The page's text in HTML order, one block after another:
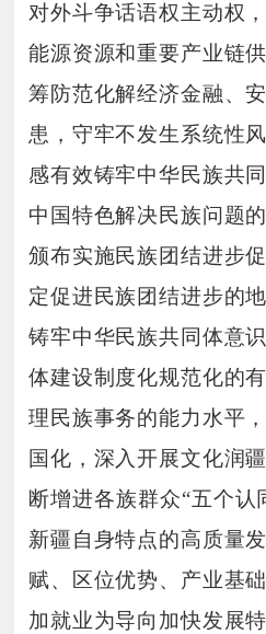
对外斗争话语权主动权
能源资源和重要产业链
筹防范化解经济金融、
患，守牢不发生系统性
感有效铸牢中华民族共
中国特色解决民族问题
颁布实施民族团结进步
定促进民族团结进步的
铸牢中华民族共同体意
体建设制度化规范化的
理民族事务的能力水平
国化，深入开展文化润
断增进各族群众“五个认
新疆自身特点的高质量
赋、区位优势、产业基
加就业为导向加快发展